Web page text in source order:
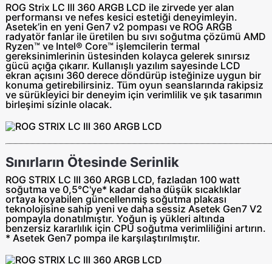
ROG Strix LC III 360 ARGB LCD ile zirvede yer alan
performansı ve nefes kesici estetiği deneyimleyin.
Asetek’in en yeni Gen7 v2 pompası ve ROG ARGB
radyatör fanlar ile üretilen bu sıvı soğutma çözümü AMD
Ryzen™ ve Intel® Core™ işlemcilerin termal
gereksinimlerinin üstesinden kolayca gelerek sınırsız
gücü açığa çıkarır. Kullanışlı yazılım sayesinde LCD
ekran açısını 360 derece döndürüp isteğinize uygun bir
konuma getirebilirsiniz. Tüm oyun seanslarında rakipsiz
ve sürükleyici bir deneyim için verimlilik ve şık tasarımın
birleşimi sizinle olacak.
Sınırların Ötesinde Serinlik
ROG STRIX LC III 360 ARGB LCD, fazladan 100 watt
soğutma ve 0,5°C'ye* kadar daha düşük sıcaklıklar
ortaya koyabilen güncellenmiş soğutma plakası
teknolojisine sahip yeni ve daha sessiz Asetek Gen7 V2
pompayla donatılmıştır. Yoğun iş yükleri altında
benzersiz kararlılık için CPU soğutma verimliliğini artırın.
* Asetek Gen7 pompa ile karşılaştırılmıştır.